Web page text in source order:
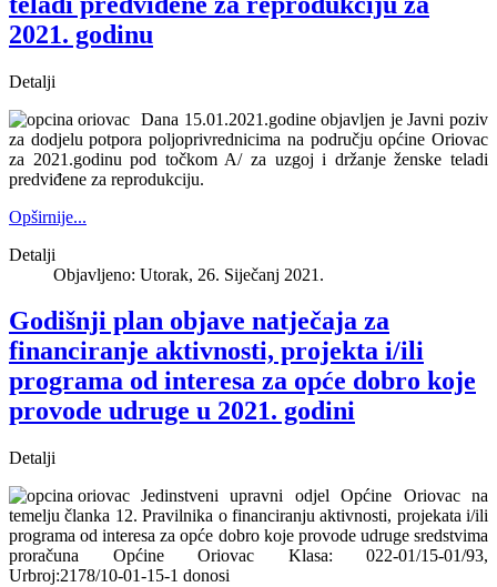
2021. godinu
Detalji
Dana 15.01.2021.godine objavljen je Javni poziv
za dodjelu potpora poljoprivrednicima na području općine Oriovac
za 2021.godinu pod točkom A/ za uzgoj i držanje ženske teladi
predviđene za reprodukciju.
Opširnije...
Detalji
Objavljeno: Utorak, 26. Siječanj 2021.
Godišnji plan objave natječaja za
financiranje aktivnosti, projekta i/ili
programa od interesa za opće dobro koje
provode udruge u 2021. godini
Detalji
Jedinstveni upravni odjel Općine Oriovac na
temelju članka 12. Pravilnika o financiranju aktivnosti, projekata i/ili
programa od interesa za opće dobro koje provode udruge sredstvima
proračuna Općine Oriovac Klasa: 022-01/15-01/93,
Urbroj:2178/10-01-15-1 donosi